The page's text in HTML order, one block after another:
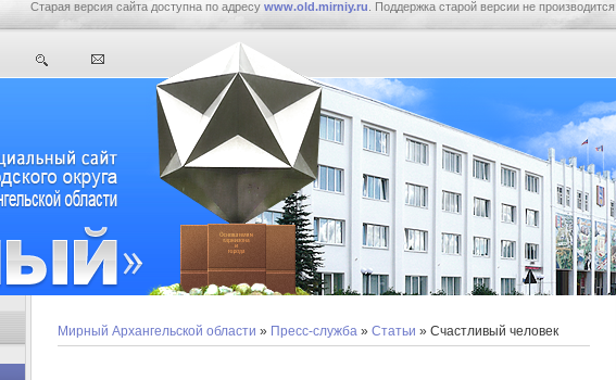
Старая версия сайта доступна по адресу www.old.mirniy.ru . Поддержка старой версии не производится.
Мирный Архангельской области » Пресс-служба » Статьи » Счастливый человек